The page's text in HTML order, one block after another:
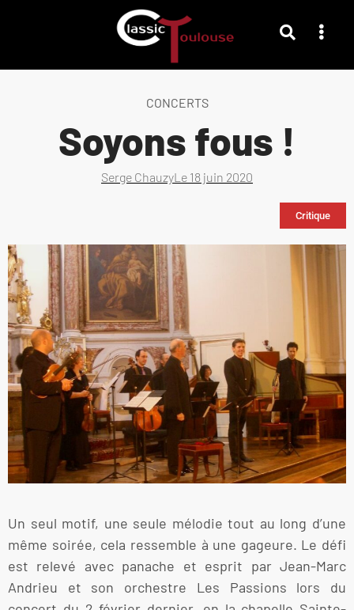
CONCERTS
Soyons fous !
Serge ChauzyLe 18 juin 2020
Critique
Un seul motif, une seule mélodie tout au long d’une
même soirée, cela ressemble à une gageure. Le défi
est relevé avec panache et esprit par Jean-Marc
Andrieu et son orchestre Les Passions lors du